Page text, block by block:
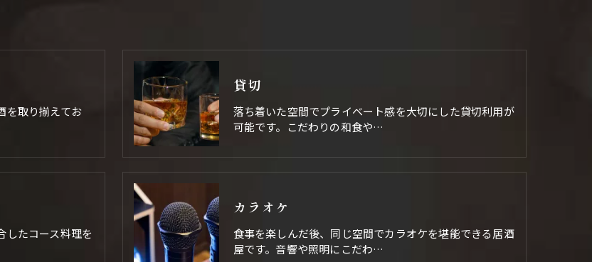
を取り揃えてお
貸切
落ち着いた空間でプライベート感を大切にした貸切利用が
可能です。こだわりの和食や…
したコース料理を
カラオケ
食事を楽しんだ後、同じ空間でカラオケを堪能できる居酒
屋です。音響や照明にこだわ…